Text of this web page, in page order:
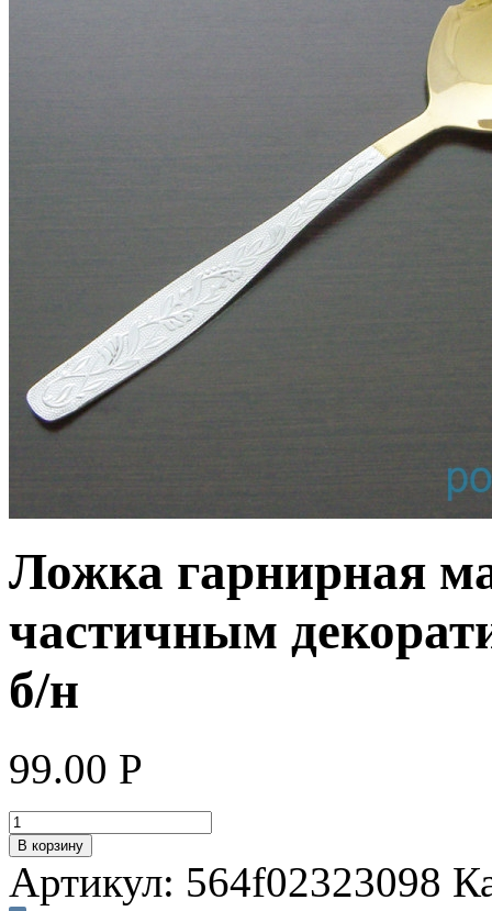
Ложка гарнирная
частичным
б/н
99.00 Р
В корзину
Артикул: 564f02323098